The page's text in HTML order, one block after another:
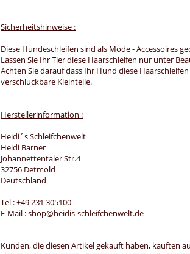
Sicherheitshinweise :
Diese Hundeschleifen sind als Mode - Accessoires
Lassen Sie Ihr Tier diese Haarschleifen nur unter
Achten Sie darauf dass Ihr Hund diese
verschluckbare Kleinteile.
Herstellerinformation :
Heidi´s Schleifchenwelt
Heidi Barner
Johannettentaler Str.4
32756 Detmold
Deutschland
Tel : +49 231 305100
E-Mail : shop@heidis-schleifchenwelt.de
Kunden, die diesen Artikel gekauft haben, kauften